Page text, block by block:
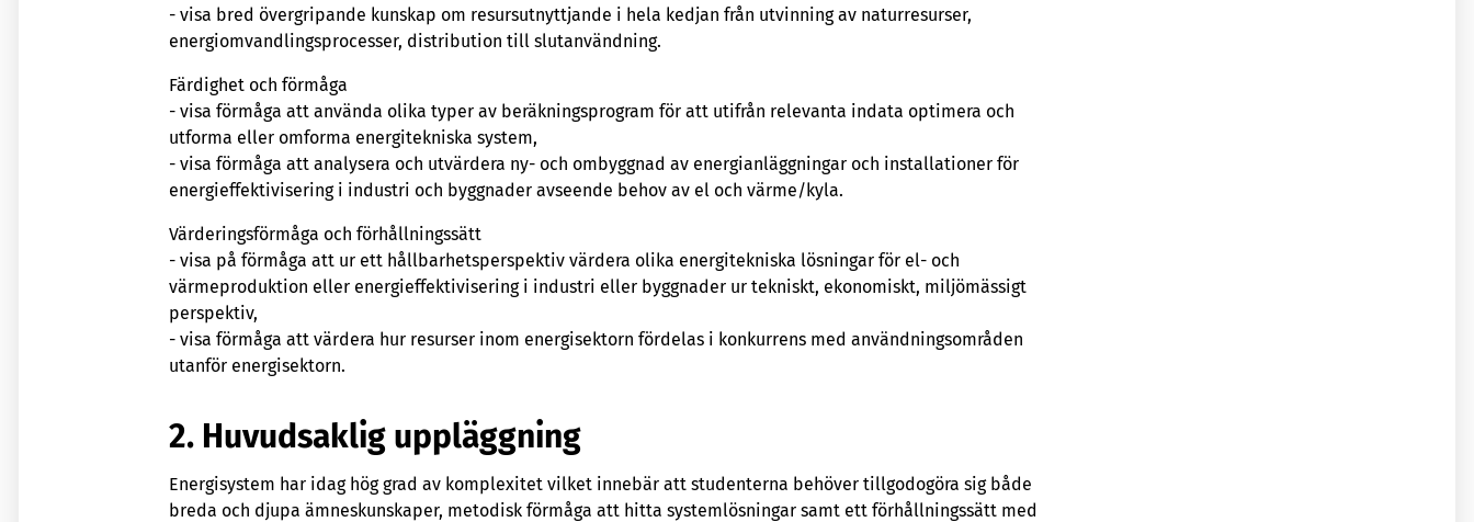
- visa bred övergripande kunskap om resursutnyttjande i hela kedjan från utvinning av naturresurser,
energiomvandlingsprocesser, distribution till slutanvändning.
Färdighet och förmåga
- visa förmåga att använda olika typer av beräkningsprogram för att utifrån relevanta indata optimera och
utforma eller omforma energitekniska system,
- visa förmåga att analysera och utvärdera ny- och ombyggnad av energianläggningar och installationer för
energieffektivisering i industri och byggnader avseende behov av el och värme/kyla.
Värderingsförmåga och förhållningssätt
- visa på förmåga att ur ett hållbarhetsperspektiv värdera olika energitekniska lösningar för el- och
värmeproduktion eller energieffektivisering i industri eller byggnader ur tekniskt, ekonomiskt, miljömässigt
perspektiv,
- visa förmåga att värdera hur resurser inom energisektorn fördelas i konkurrens med användningsområden
utanför energisektorn.
2. Huvudsaklig uppläggning
Energisystem har idag hög grad av komplexitet vilket innebär att studenterna behöver tillgodogöra sig både
breda och djupa ämneskunskaper, metodisk förmåga att hitta systemlösningar samt ett förhållningssätt med